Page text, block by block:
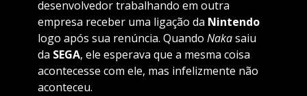
desenvolvedor trabalhando em outra
empresa receber uma ligação da Nintendo
logo após sua renúncia. Quando Nakasaiu
da SEGA, ele esperava que a mesma coisa
acontecesse com ele, mas infelizmente não
aconteceu.